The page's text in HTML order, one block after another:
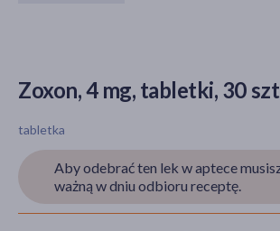
Zoxon, 4 mg, tabletki, 30
tabletka
Aby odebrać ten lek w aptece
ważną w dniu odbioru receptę.